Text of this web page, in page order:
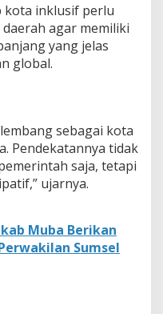
kota inklusif perlu
agar memiliki
yang jelas
global.
sebagai kota
Pendekatannya tidak
saja, tetapi
ujarnya.
Muba Berikan
Sumsel